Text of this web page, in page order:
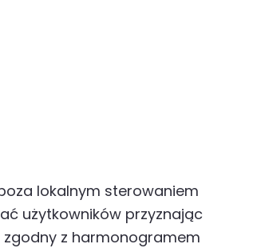
lokalnym sterowaniem
użytkowników przyznając
z harmonogramem